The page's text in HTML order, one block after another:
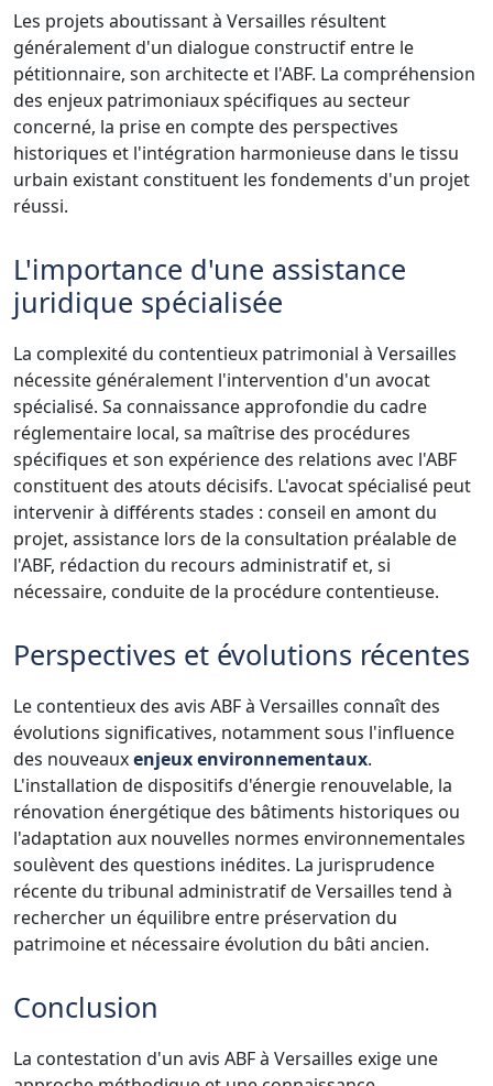
Les projets aboutissant à Versailles résultent
généralement d'un dialogue constructif entre le
pétitionnaire, son architecte et l'ABF. La compréhension
des enjeux patrimoniaux spécifiques au secteur
concerné, la prise en compte des perspectives
historiques et l'intégration harmonieuse dans le tissu
urbain existant constituent les fondements d'un projet
réussi.
L'importance d'une assistance
juridique spécialisée
La complexité du contentieux patrimonial à Versailles
nécessite généralement l'intervention d'un avocat
spécialisé. Sa connaissance approfondie du cadre
réglementaire local, sa maîtrise des procédures
spécifiques et son expérience des relations avec l'ABF
constituent des atouts décisifs. L'avocat spécialisé peut
intervenir à différents stades : conseil en amont du
projet, assistance lors de la consultation préalable de
l'ABF, rédaction du recours administratif et, si
nécessaire, conduite de la procédure contentieuse.
Perspectives et évolutions récentes
Le contentieux des avis ABF à Versailles connaît des
évolutions significatives, notamment sous l'influence
des nouveauxenjeux environnementaux.
L'installation de dispositifs d'énergie renouvelable, la
rénovation énergétique des bâtiments historiques ou
l'adaptation aux nouvelles normes environnementales
soulèvent des questions inédites. La jurisprudence
récente du tribunal administratif de Versailles tend à
rechercher un équilibre entre préservation du
patrimoine et nécessaire évolution du bâti ancien.
Conclusion
La contestation d'un avis ABF à Versailles exige une